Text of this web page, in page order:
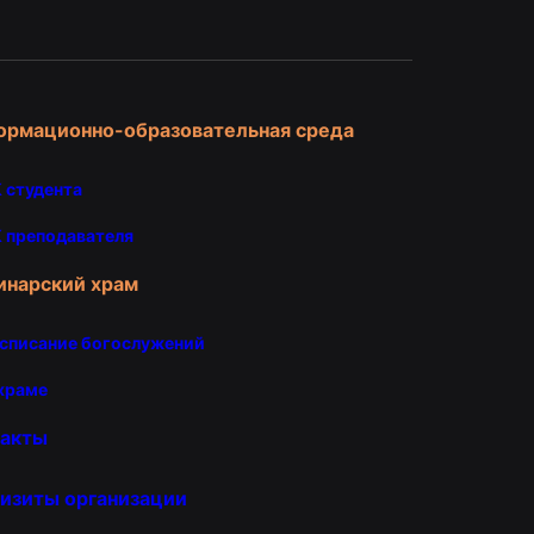
образовательная среда
храм
богослужений
организации